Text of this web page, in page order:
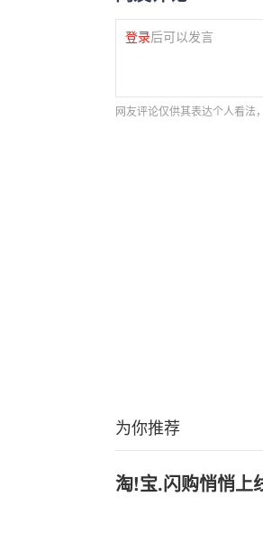
登录后可以发言
网友评论仅供其表达个人看法
为你推荐
淘!宝.闪购悄悄上